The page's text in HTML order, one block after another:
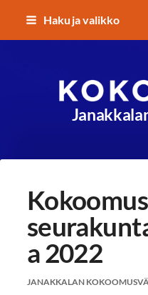
Siirry
sisältöön
Haku ja valikko
a 2022
JANAKKALAN